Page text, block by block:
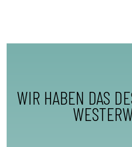
WIR HABEN DAS